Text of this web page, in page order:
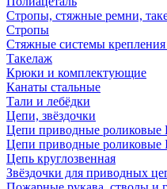
Стропы, стяжные ремни,
Стропы
Стяжные системы крепления
Такелаж
Крюки и комплектующие
Канаты стальные
Тали и лебёдки
Цепи, звёздочки
Цепи приводные
Цепи приводные роликовые
Цепь круглозвенная
Звёздочки для приводных